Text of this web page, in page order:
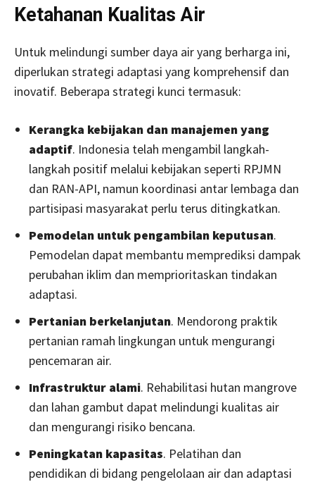
Ketahanan Kualitas Air
Untuk melindungi sumber daya air yang berharga ini,
diperlukan strategi adaptasi yang komprehensif dan
inovatif. Beberapa strategi kunci termasuk:
Kerangka kebijakan dan manajemen yang
adaptif. Indonesia telah mengambil langkah-
langkah positif melalui kebijakan seperti RPJMN
dan RAN-API, namun koordinasi antar lembaga dan
partisipasi masyarakat perlu terus ditingkatkan.
Pemodelan untuk pengambilan keputusan.
Pemodelan dapat membantu memprediksi dampak
perubahan iklim dan memprioritaskan tindakan
adaptasi.
Pertanian berkelanjutan. Mendorong praktik
pertanian ramah lingkungan untuk mengurangi
pencemaran air.
Infrastruktur alami. Rehabilitasi hutan mangrove
dan lahan gambut dapat melindungi kualitas air
dan mengurangi risiko bencana.
Peningkatan kapasitas. Pelatihan dan
pendidikan di bidang pengelolaan air dan adaptasi